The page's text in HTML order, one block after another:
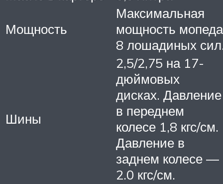
Мощность
Максимальная
мощность мопеда
8 лошадиных
Шины
2,5/2,75 на 17-
дюймовых
дисках. Давление
в переднем
колесе 1,8 кгс/см.
Давление в
заднем колесе —
2.0 кгс/см.